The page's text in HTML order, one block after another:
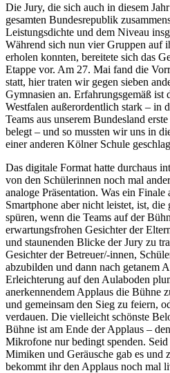
Die Jury, die sich auch in diesem
gesamten Bundesrepublik
Leistungsdichte und dem Niveau
Während sich nun vier Gruppen auf
erholen konnten, bereitete sich das
Etappe vor. Am 27. Mai fand die
statt, hier traten wir gegen sieben
Gymnasien an. Erfahrungsgemäß
Westfalen außerordentlich stark – in
Teams aus unserem Bundesland
belegt – und so mussten wir uns in
einer anderen Kölner Schule
Das digitale Format hatte durchaus
von den Schülerinnen noch mal
analoge Präsentation. Was ein Finale
Smartphone aber nicht leistet, ist, die
spüren, wenn die Teams auf der
erwartungsfrohen Gesichter der
und staunenden Blicke der Jury zu
Gesichter der Betreuer/-innen,
abzubilden und dann nach getanem
Erleichterung auf den Aulaboden
anerkennendem Applaus die Bühne
und gemeinsam den Sieg zu feiern,
verdauen. Die vielleicht schönste
Bühne ist am Ende der Applaus –
Mikrofone nur bedingt spenden. Seid
Mimiken und Geräusche gab es und
bekommt ihr den Applaus noch mal